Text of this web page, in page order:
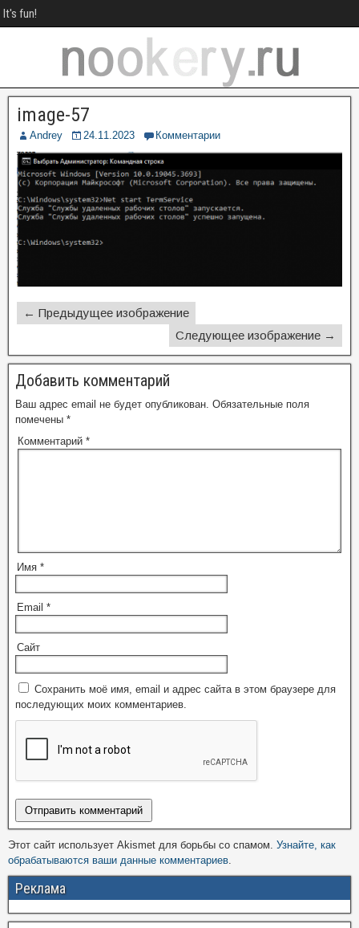
It's fun!
image-57
Andrey 24.11.2023 Комментарии
← Предыдущее изображение
Следующее изображение →
Добавить комментарий
Ваш адрес email не будет опубликован. Обязательные поля
помечены *
Комментарий *
Имя *
Email *
Сайт
Сохранить моё имя, email и адрес сайта в этом браузере для
последующих моих комментариев.
Этот сайт использует Akismet для борьбы со спамом. Узнайте, как
обрабатываются ваши данные комментариев.
Реклама